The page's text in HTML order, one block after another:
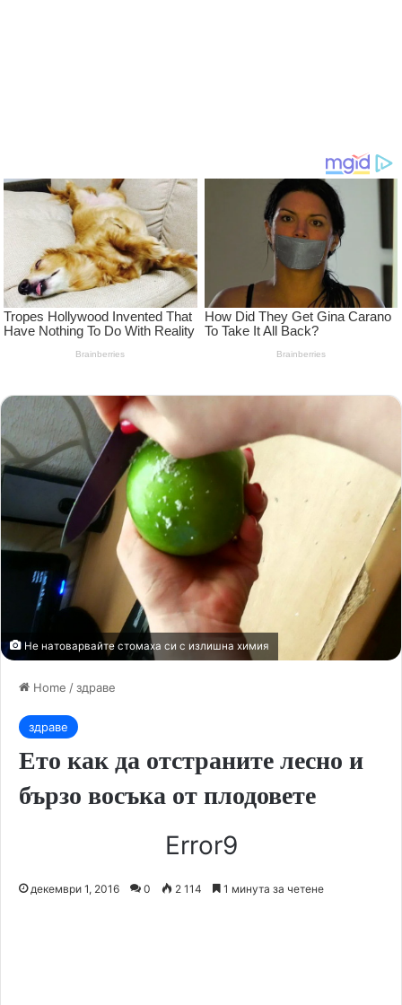
Не натоварвайте стомаха си с излишна химия
Home /здраве
здраве
Ето как да отстраните лесно и
бързо восъка от плодовете
Error9
декември 1, 2016 0 2 114 1 минута за четене